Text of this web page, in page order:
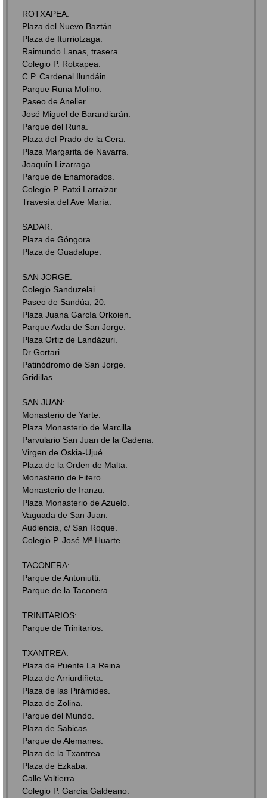
ROTXAPEA:
Plaza del Nuevo Baztán.
Plaza de Iturriotzaga.
Raimundo Lanas, trasera.
Colegio P. Rotxapea.
C.P. Cardenal Ilundáin.
Parque Runa Molino.
Paseo de Anelier.
José Miguel de Barandiarán.
Parque del Runa.
Plaza del Prado de la Cera.
Plaza Margarita de Navarra.
Joaquín Lizarraga.
Parque de Enamorados.
Colegio P. Patxi Larraizar.
Travesía del Ave María.
SADAR:
Plaza de Góngora.
Plaza de Guadalupe.
SAN JORGE:
Colegio Sanduzelai.
Paseo de Sandúa, 20.
Plaza Juana García Orkoien.
Parque Avda de San Jorge.
Plaza Ortiz de Landázuri.
Dr Gortari.
Patinódromo de San Jorge.
Gridillas.
SAN JUAN:
Monasterio de Yarte.
Plaza Monasterio de Marcilla.
Parvulario San Juan de la Cadena.
Virgen de Oskia-Ujué.
Plaza de la Orden de Malta.
Monasterio de Fitero.
Monasterio de Iranzu.
Plaza Monasterio de Azuelo.
Vaguada de San Juan.
Audiencia, c/ San Roque.
Colegio P. José Mª Huarte.
TACONERA:
Parque de Antoniutti.
Parque de la Taconera.
TRINITARIOS:
Parque de Trinitarios.
TXANTREA:
Plaza de Puente La Reina.
Plaza de Arriurdiñeta.
Plaza de las Pirámides.
Plaza de Zolina.
Parque del Mundo.
Plaza de Sabicas.
Parque de Alemanes.
Plaza de la Txantrea.
Plaza de Ezkaba.
Calle Valtierra.
Colegio P. García Galdeano.